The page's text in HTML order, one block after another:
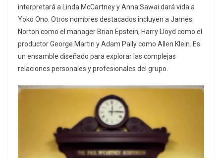
interpretará a Linda McCartney y Anna Sawai dará vida a
Yoko Ono. Otros nombres destacados incluyen a James
Norton como el manager Brian Epstein, Harry Lloyd como el
productor George Martin y Adam Pally como Allen Klein. Es
un ensamble diseñado para explorar las complejas
relaciones personales y profesionales del grupo.